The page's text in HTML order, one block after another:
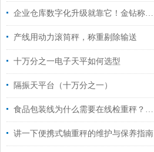
企业仓库数字化升级就靠它！金钻称重 DWS 设备，称重扫码量体一键同步系统
产线用动力滚筒秤，称重剔除输送
十万分之一电子天平如何选型
隔振天平台（十万分之一）
食品包装线为什么需要在线检重秤？从多装缺件到质量追溯的具体详解
讲一下便携式轴重秤的维护与保养指南